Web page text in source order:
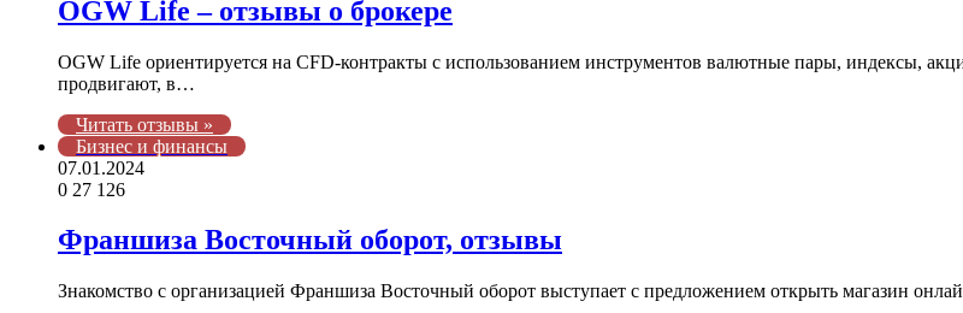
OGW Life – отзывы о брокере
OGW Life ориентируется на CFD-контракты с использованием инструментов валютные пары, индексы,
продвигают, в…
Читать отзывы »
Бизнес и финансы
07.01.2024
0 27 126
Франшиза Восточный оборот, отзывы
Знакомство с организацией Франшиза Восточный оборот выступает с предложением открыть магазин